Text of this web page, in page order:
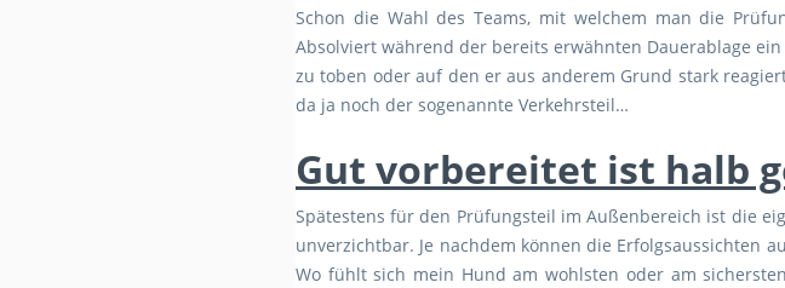
Schon die Wahl des Teams, mit welchem man die
Absolviert während der bereits erwähnten Dauerablage
zu toben oder auf den er aus anderem Grund stark
da ja noch der sogenannte Verkehrsteil…
Gut vorbereitet ist halb
Spätestens für den Prüfungsteil im Außenbereich ist die
unverzichtbar. Je nachdem können die Erfolgsaussichten
Wo fühlt sich mein Hund am wohlsten oder am